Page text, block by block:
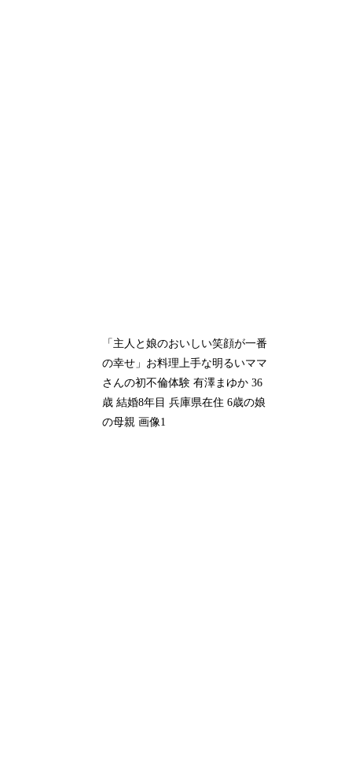
「主人と娘のおいしい笑顔が一番
の幸せ」お料理上手な明るいママ
さんの初不倫体験 有澤まゆか 36
歳 結婚8年目 兵庫県在住 6歳の娘
の母親 画像1